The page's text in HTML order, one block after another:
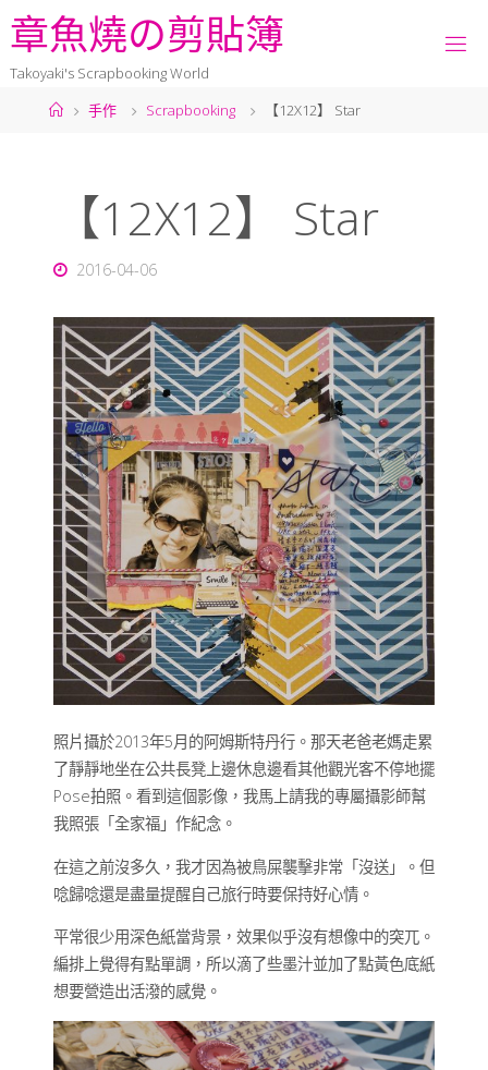
章魚燒の剪貼簿
Takoyaki's Scrapbooking World
手作
Scrapbooking 【12X12】 Star
【12X12】 Star
2016-04-06
照片攝於2013年5月的阿姆斯特丹行。那天老爸老媽走累
了靜靜地坐在公共長凳上邊休息邊看其他觀光客不停地擺
Pose拍照。看到這個影像，我馬上請我的專屬攝影師幫
我照張「全家福」作紀念。
在這之前沒多久，我才因為被鳥屎襲擊非常「沒送」。但
唸歸唸還是盡量提醒自己旅行時要保持好心情。
平常很少用深色紙當背景，效果似乎沒有想像中的突兀。
編排上覺得有點單調，所以滴了些墨汁並加了點黃色底紙
想要營造出活潑的感覺。